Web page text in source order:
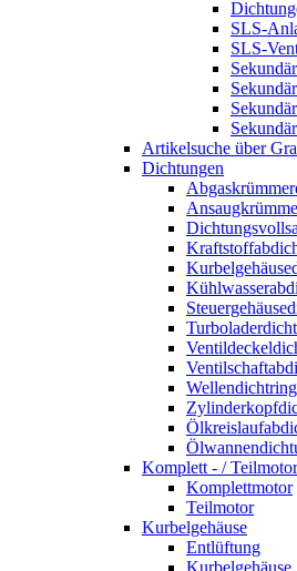
SLS-
SLS-
Artikelsuche über
Dichtungen
Komplett - / Teilmotor
Komplettmotor
Teilmotor
Kurbelgehäuse
Entlüftung
Kurbelgehäuse